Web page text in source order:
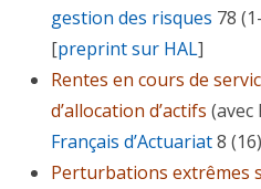
gestion des risques 78
[preprint sur HAL]
Rentes en cours de
d’allocation d’actifs (avec
Français d’Actuariat8
Perturbations extrêmes